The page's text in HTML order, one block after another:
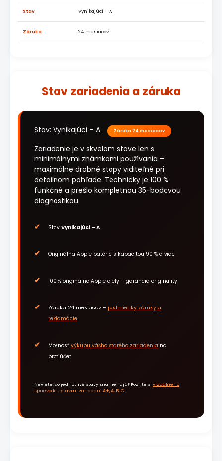
Stav Vynikajúci – A
Záruka 24 mesiacov
Stav zariadenia a záruka
Stav: Vynikajúci – A Záruka 24 mesiacov
Zariadenie je v skvelom stave len s
minimálnymi známkami používania –
maximálne drobné stopy viditeľné pri
detailnom pohľade. Technicky je 100 %
funkčné a prešlo kompletnou 35-bodovou
diagnostikou.
Stav Vynikajúci – A
Originálna Apple batéria s kapacitou 90 % a viac
100 % originálne Apple diely – garancia originality
Záruka 24 mesiacov – podmienky záruky a
reklamácie
Možnosť výkupu vášho starého zariadenia na
protiúčet
Neviete, čo jednotlivé stavy znamenajú? Pozrite si vizuálneho
sprievodcu stavmi zariadení A+, A, B, C.